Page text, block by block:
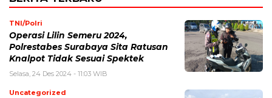
TNI/Polri
Operasi Lilin Semeru 2024,
Polrestabes Surabaya Sita Ratusan
Knalpot Tidak Sesuai Spektek
Selasa, 24 Des 2024 - 11:03 WIB
Uncategorized